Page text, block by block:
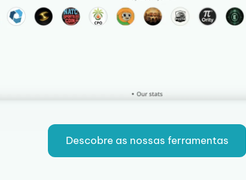
Descobre as nossas ferramentas